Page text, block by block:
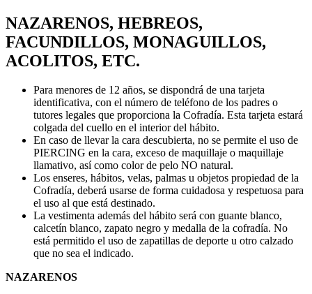
NAZARENOS, HEBREOS,
FACUNDILLOS, MONAGUILLOS,
ACOLITOS, ETC.
Para menores de 12 años, se dispondrá de una tarjeta
identificativa, con el número de teléfono de los padres o
tutores legales que proporciona la Cofradía. Esta tarjeta estará
colgada del cuello en el interior del hábito.
En caso de llevar la cara descubierta, no se permite el uso de
PIERCING en la cara, exceso de maquillaje o maquillaje
llamativo, así como color de pelo NO natural.
Los enseres, hábitos, velas, palmas u objetos propiedad de la
Cofradía, deberá usarse de forma cuidadosa y respetuosa para
el uso al que está destinado.
La vestimenta además del hábito será con guante blanco,
calcetín blanco, zapato negro y medalla de la cofradía. No
está permitido el uso de zapatillas de deporte u otro calzado
que no sea el indicado.
NAZARENOS